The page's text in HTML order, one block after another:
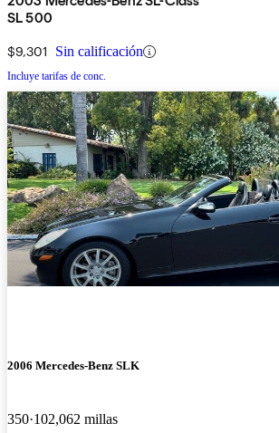
SL 500
$9,301 Sin calificación
Incluye tarifas de conc.
2006 Mercedes-Benz SLK
350 102,062 millas